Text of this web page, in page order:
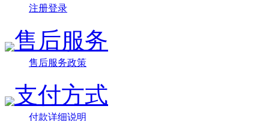
注册登录
售后服务
售后服务政策
支付方式
付款详细说明